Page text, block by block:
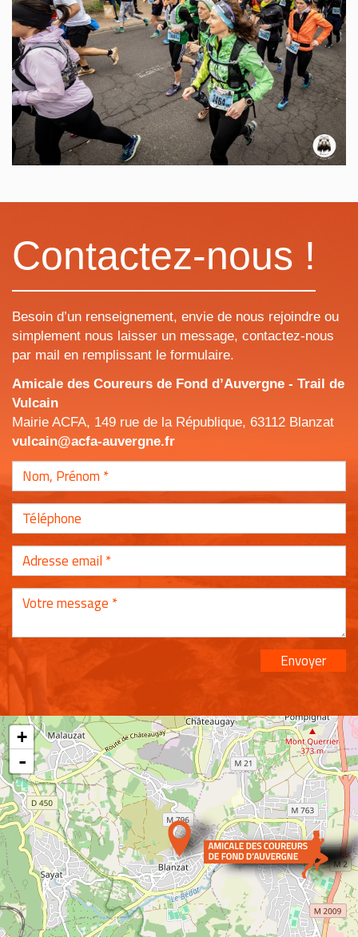
Contactez-nous !
Besoin d’un renseignement, envie de nous rejoindre ou
simplement nous laisser un message, contactez-nous
par mail en remplissant le formulaire.
Amicale des Coureurs de Fond d’Auvergne - Trail de
Vulcain
Mairie ACFA, 149 rue de la République, 63112 Blanzat
vulcain@acfa-auvergne.fr
Envoyer
+
-